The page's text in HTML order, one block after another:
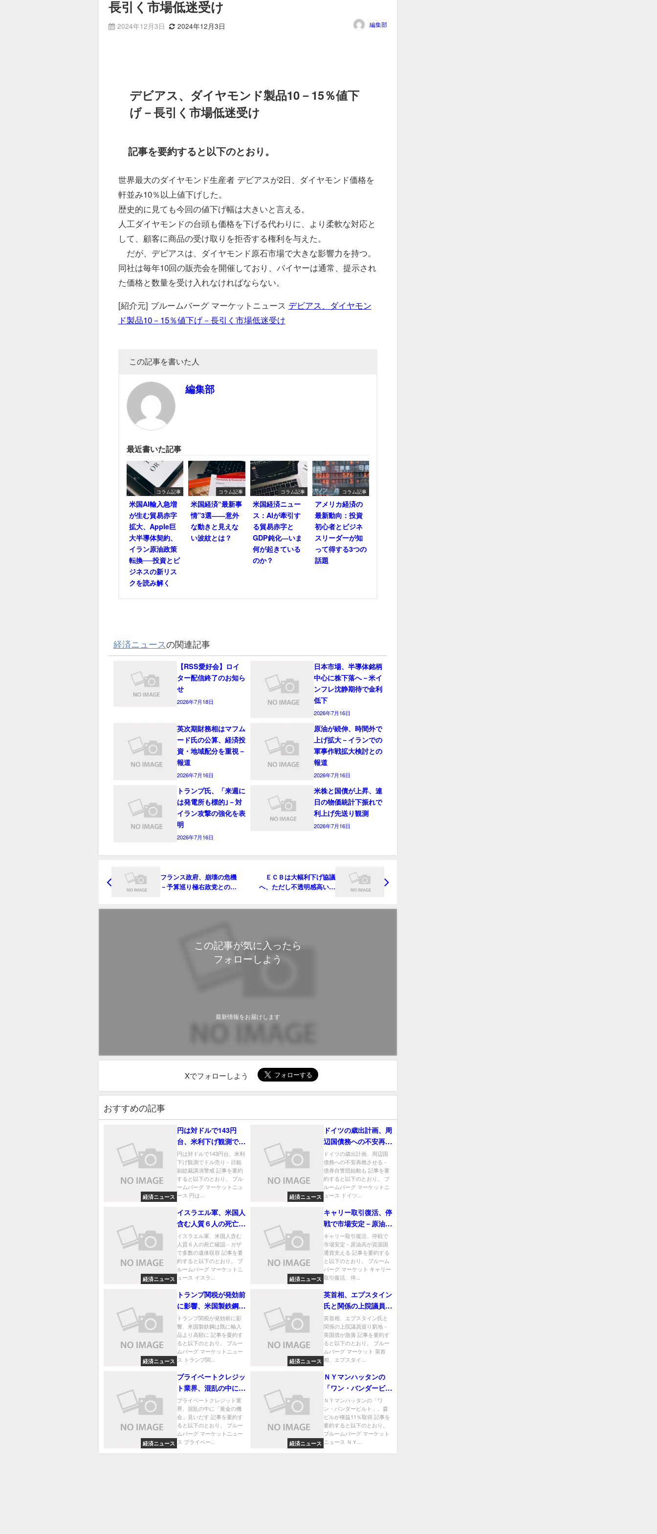
長引く市場低迷受け
2024年12月3日 2024年12月3日 編集部
デビアス、ダイヤモンド製品10－15％値下
げ－長引く市場低迷受け
記事を要約すると以下のとおり。
世界最大のダイヤモンド生産者 デビアスが2日、ダイヤモンド価格を
軒並み10％以上値下げした。
歴史的に見ても今回の値下げ幅は大きいと言える。
人工ダイヤモンドの台頭も価格を下げる代わりに、より柔軟な対応と
して、顧客に商品の受け取りを拒否する権利を与えた。
だが、デビアスは、ダイヤモンド原石市場で大きな影響力を持つ。
同社は毎年10回の販売会を開催しており、バイヤーは通常、提示され
た価格と数量を受け入れなければならない。
[紹介元] ブルームバーグ マーケットニュース デビアス、ダイヤモン
ド製品10－15％値下げ－長引く市場低迷受け
この記事を書いた人
編集部
最近書いた記事
コラム記事
米国AI輸入急増
が生む貿易赤字
拡大、Apple巨
大半導体契約、
イラン原油政策
転換──投資とビ
ジネスの新リス
クを読み解く
コラム記事
米国経済“最新事
情”3選――意外
な動きと見えな
い波紋とは？
コラム記事
米国経済ニュー
ス：AIが牽引す
る貿易赤字と
GDP鈍化―いま
何が起きている
のか？
コラム記事
アメリカ経済の
最新動向：投資
初心者とビジネ
スリーダーが知
って得する3つの
話題
経済ニュースの関連記事
【RSS愛好会】ロイ
ター配信終了のお知ら
せ
2026年7月18日
日本市場、半導体銘柄
中心に株下落へ－米イ
ンフレ沈静期待で金利
低下
2026年7月16日
英次期財務相はマフム
ード氏の公算、経済投
資・地域配分を重視－
報道
2026年7月16日
原油が続伸、時間外で
上げ拡大－イランでの
軍事作戦拡大検討との
報道
2026年7月16日
トランプ氏、「来週に
は発電所も標的｣－対
イラン攻撃の強化を表
明
2026年7月16日
米株と国債が上昇、連
日の物価統計下振れで
利上げ先送り観測
2026年7月16日
フランス政府、崩壊の危機
－予算巡り極右政党との対
ＥＣＢは大幅利下げ協議
へ、ただし不透明感高い－
この記事が気に入ったら
フォローしよう
最新情報をお届けします
Xでフォローしよう
おすすめの記事
経済ニュース
円は対ドルで143円
台、米利下げ観測でド
ル売り－日銀副総裁講
演警戒
円は対ドルで143円台、米利
下げ観測でドル売り－日銀
副総裁講演警戒 記事を要約
すると以下のとおり。 ブル
ームバーグ マーケットニュ
ース 円は...
経済ニュース
ドイツの歳出計画、周
辺国債務への不安再燃
させる－債券自警団始
動も
ドイツの歳出計画、周辺国
債務への不安再燃させる－
債券自警団始動も 記事を要
約すると以下のとおり。 ブ
ルームバーグ マーケットニ
ュース ドイツ...
経済ニュース
イスラエル軍、米国人
含む人質６人の死亡確
認－ガザで多数の遺体
収容
イスラエル軍、米国人含む
人質６人の死亡確認－ガザ
で多数の遺体収容 記事を要
約すると以下のとおり。 ブ
ルームバーグ マーケットニ
ュース イスラ...
経済ニュース
キャリー取引復活、停
戦で市場安定－原油高
が資源国通貨支える
キャリー取引復活、停戦で
市場安定－原油高が資源国
通貨支える 記事を要約する
と以下のとおり。 ブルーム
バーグ マーケット キャリー
取引復活、停...
経済ニュース
トランプ関税が発効前
に影響、米国製鉄鋼は
既に輸入品より高額に
トランプ関税が発効前に影
響、米国製鉄鋼は既に輸入
品より高額に 記事を要約す
ると以下のとおり。 ブルー
ムバーグ マーケットニュー
ス トランプ関...
経済ニュース
英首相、エプスタイン
氏と関係の上院議員巡
り窮地－英国債が急落
英首相、エプスタイン氏と
関係の上院議員巡り窮地－
英国債が急落 記事を要約す
ると以下のとおり。 ブルー
ムバーグ マーケット 英首
相、エプスタイ...
経済ニュース
プライベートクレジッ
ト業界、混乱の中に
「黄金の機会」見いだ
す
プライベートクレジット業
界、混乱の中に「黄金の機
会」見いだす 記事を要約す
ると以下のとおり。 ブルー
ムバーグ マーケットニュー
ス プライベー...
経済ニュース
ＮＹマンハッタンの
「ワン・バンダービル
ト」、森ビルが権益
11％取得
ＮＹマンハッタンの「ワ
ン・バンダービルト」、森
ビルが権益11％取得 記事を
要約すると以下のとおり。
ブルームバーグ マーケット
ニュース ＮＹ...